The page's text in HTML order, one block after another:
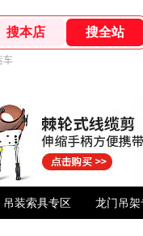
车
吊装索具专区 龙门吊架